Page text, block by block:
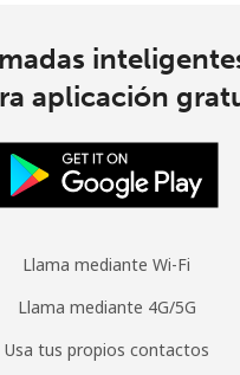
aplicación
Llama mediante Wi-Fi
Llama mediante 4G/5G
Usa tus propios contactos